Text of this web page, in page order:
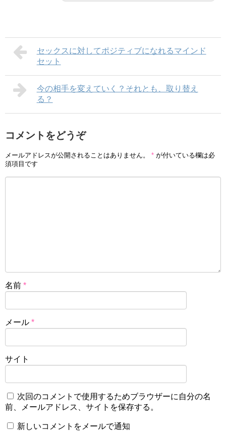
セックスに対してポジティブになれるマインド
セット
今の相手を変えていく？それとも、取り替え
る？
コメントをどうぞ
メールアドレスが公開されることはありません。 * が付いている欄は必
須項目です
名前 *
メール *
サイト
次回のコメントで使用するためブラウザーに自分の名
前、メールアドレス、サイトを保存する。
新しいコメントをメールで通知